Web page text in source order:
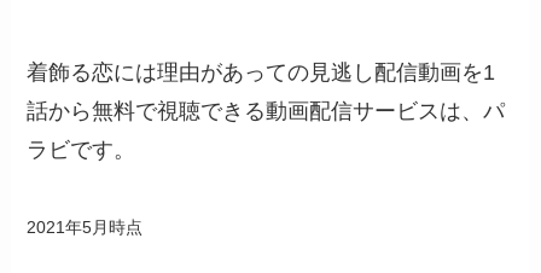
着飾る恋には理由があっての見逃し配信動画を1
話から無料で視聴できる動画配信サービスは、パ
ラビです。
2021年5月時点